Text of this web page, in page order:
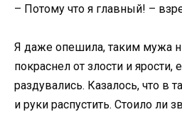
– Потому что я главный! –
Я даже опешила, таким мужа
покраснел от злости и
раздувались. Казалось, что в
и руки распустить. Стоило ли